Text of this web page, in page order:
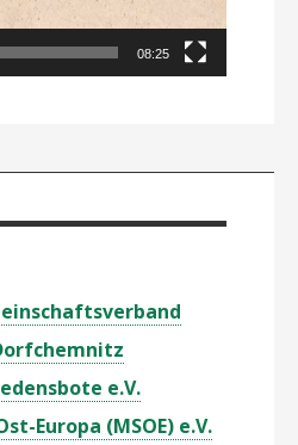
08:25
e.V.
Europa (MSOE) e.V.